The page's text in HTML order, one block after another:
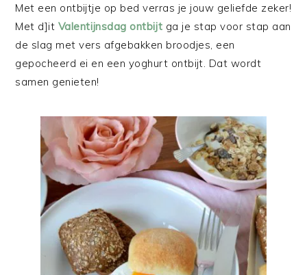
Met een ontbijtje op bed verras je jouw geliefde zeker!
Met d]it Valentijnsdag ontbijt ga je stap voor stap aan
de slag met vers afgebakken broodjes, een
gepocheerd ei en een yoghurt ontbijt. Dat wordt
samen genieten!